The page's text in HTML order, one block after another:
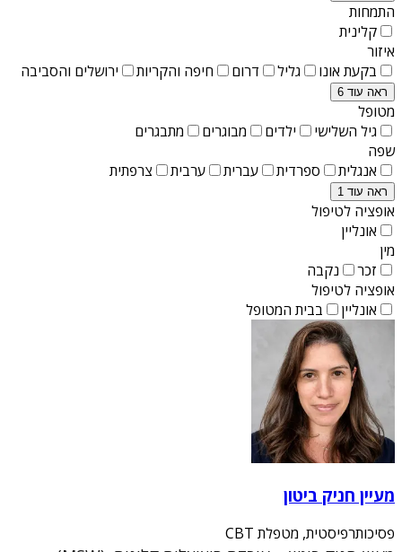
התמחות
קלינית
איזור
בקעת אונו
גליל דרום חיפה והקריות ירושלים והסביבה
ראה עוד 6
מטופל
גיל השלישי
ילדים מבוגרים
מתבגרים
שפה
אנגלית
ספרדית עברית ערבית צרפתית
ראה עוד 1
אופציה לטיפול
אונליין
מין
זכר
נקבה
אופציה לטיפול
אונליין
בבית המטופל
מעיין חניק ביטון
פסיכותרפיסטית, מטפלת CBT